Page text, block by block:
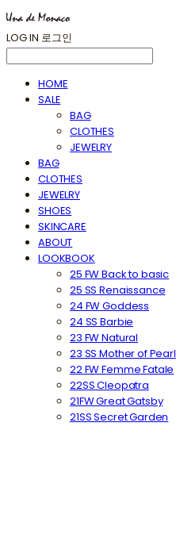
LOG IN 로그인
HOME
SALE
BAG
CLOTHES
JEWELRY
BAG
CLOTHES
JEWELRY
SHOES
SKINCARE
ABOUT
LOOKBOOK
25 FW Back to basic
25 SS Renaissance
24 FW Goddess
24 SS Barbie
23 FW Natural
23 SS Mother of Pearl
22 FW Femme Fatale
22SS Cleopatra
21FW Great Gatsby
21SS Secret Garden